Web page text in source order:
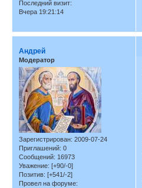
Последний визит:
Вчера 19:21:14
Андрей
Модератор
Зарегистрирован: 2009-07-24
Приглашений: 0
Сообщений: 16973
Уважение: [+90/-0]
Позитив: [+541/-2]
Провел на форуме: